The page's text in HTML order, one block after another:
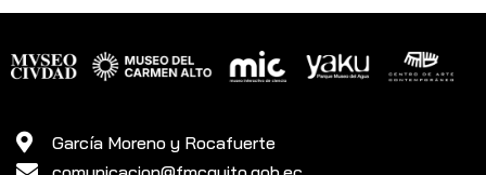
García Moreno y Rocafuerte